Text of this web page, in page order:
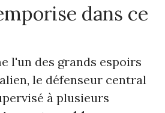
dans ce
l'un des grands espoirs
le défenseur central
à plusieurs